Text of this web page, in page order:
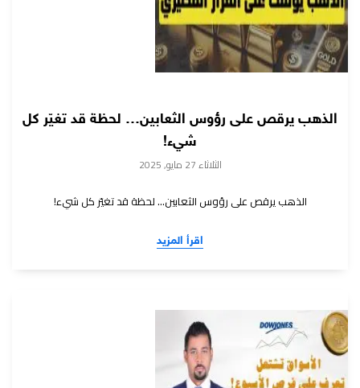
الذهب يرقص على رؤوس الثعابين… لحظة قد تغيّر كل
شيء!
الثلاثاء 27 مايو, 2025
الذهب يرقص على رؤوس الثعابين… لحظة قد تغيّر كل شيء!
اقرأ المزيد